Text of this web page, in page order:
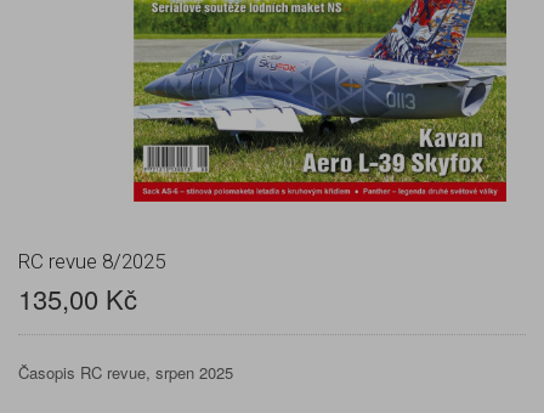
RC revue 8/2025
135,00 Kč
Časopis RC revue, srpen 2025